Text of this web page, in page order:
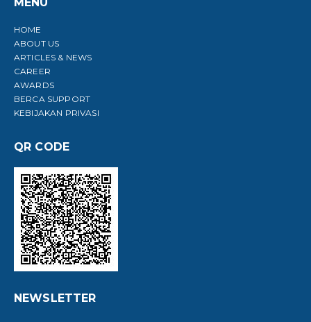
HOME
ABOUT US
ARTICLES & NEWS
CAREER
AWARDS
BERCA SUPPORT
KEBIJAKAN PRIVASI
QR CODE
NEWSLETTER